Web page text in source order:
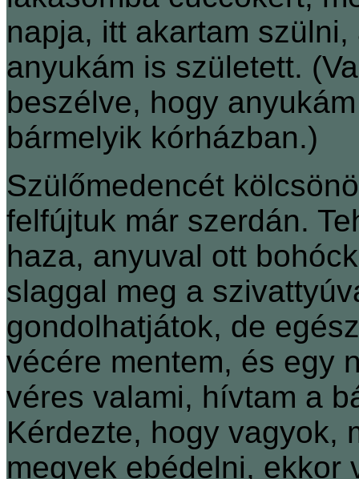
napja, itt akartam
anyukám is született.
beszélve, hogy
bármelyik kórházban.)
Szülőmedencét
felfújtuk már szerdán.
haza, anyuval ott
slaggal meg a
gondolhatjátok, de
vécére mentem, és egy
véres valami, hívtam a
Kérdezte, hogy vagyok,
megyek ebédelni, ekkor